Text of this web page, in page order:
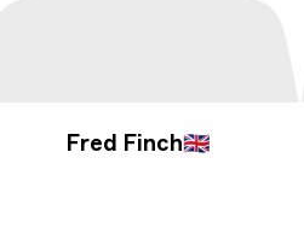
Fred Finch🇬🇧